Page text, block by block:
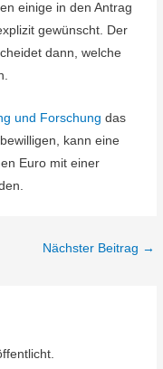
einige in den Antrag
gewünscht. Der
dann, welche
und Forschung das
kann eine
Euro mit einer
Nächster Beitrag →